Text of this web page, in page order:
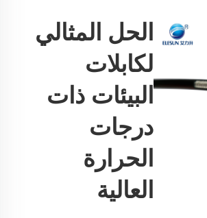
الحل المثالي
لكابلات
البيئات ذات
درجات
الحرارة
العالية